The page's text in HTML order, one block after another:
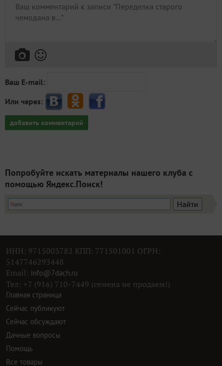
Ваш E-mail:
Или через:
добавить комментарий
Попробуйте искать материалы нашего клуба с
помощью Яндекс.Поиск!
ИНН: 9715003782 КПП: 771501001 ОГРН:
5147746293448
Email: info@7dach.ru
Тел: +7 (916) 710-7449 (семена не продаем!)
Главная страница
Сейчас публикуют
Сейчас обсуждают
Дачные вопросы
Помощь
Все товары